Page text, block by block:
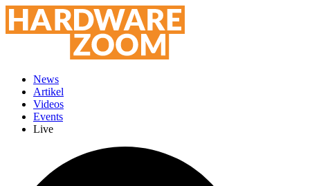
News
Artikel
Videos
Events
Live